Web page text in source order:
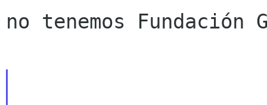
no tenemos Fundación